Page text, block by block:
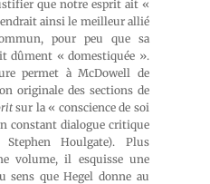
que notre esprit ait «
ainsi le meilleur allié
pour peu que sa
dûment « domestiquée ».
permet à McDowell de
originale des sections de
sur la « conscience de soi
constant dialogue critique
Houlgate). Plus
volume, il esquisse une
sens que Hegel donne au